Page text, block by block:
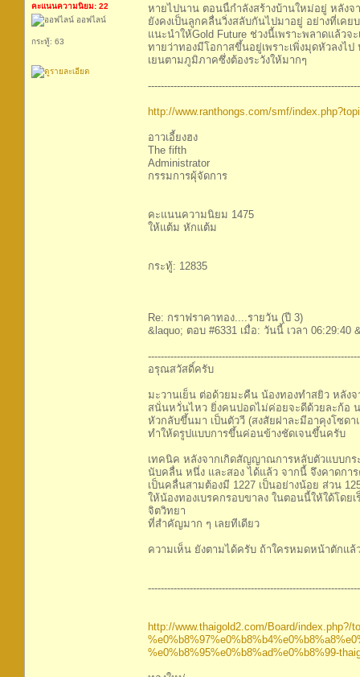
คะแนนความนิยม: 22
ออฟไลน์
กระทู้: 63
หายไปนาน ตอนนี้กำลังสร้างบ้านใหม่อยู่ หลังจ
ยังคงเป็นลูกคลื่นวิ่งสลับกันไปมาอยู่ อย่างที่เคย
แนะนำให้Gold Future ช่วงนี้เพราะพลาดแล้วจ
ทายว่าทองมีโอกาสขึ้นอยู่เพราะเพิ่งมุดหัวลงไ
เยนตามภูมิภาคซึ่งต้องระวังให้มากๆ
http://www.ranthongs.com/smf/
อาวเอี้ยงฮง
The fifth
Administrator
กรรมการผุ้จัดการ
คะแนนความนิยม 1475
ให้แต้ม หักแต้ม
กระทู้: 12835
Re: กราฟราคาทอง....รายวัน (ปี 3)
&laquo; ตอบ #6331 เมื่อ: วันนี้ เวลา 06:29:40
อรุณสวัสดิ์ครับ
มะวานเย็น ต่อด้วยมะคืน น้องทองทำสยิว หลัง
สนั่นหวั่นไหว ยิ่งคนปอดไม่ค่อยจะดีด้วยละก้อ
หัวกลับขึ้นมา เป็นตัววี (สงสัยฝาละมีอาคุงโซด
ทำให้ดรูปแบบการขึ้นค่อนข้างชัดเจนขึ้นครับ
เทคนิค หลังจากเกิดสัญญาณการหลับตัวแบบกร
นับคลื่น หนึ่ง และสอง ได้แล้ว จากนี้ จึงคาดกา
เป็นคลื่นสามต้องมี 1227 เป็นอย่างน้อย ส่วน
ให้น้องทองเบรคกรอบขาลง ในตอนนี้ให้ใด้โดย
จิตวิทยา
ที่สำคัญมาก ๆ เลยทีเดียว
ความเห็น ยังตามได้ครับ ถ้าใครหมดหน้าตักแ
http://www.thaigold2.com/Board/index.php?/
%e0%b8%95%e0%b8%ad%e0%b8%99-